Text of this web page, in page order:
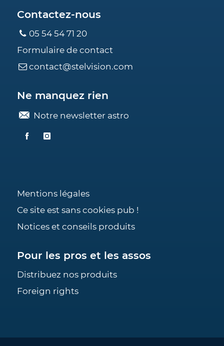
Contactez-nous
05 54 54 71 20
Formulaire de contact
contact@stelvision.com
Ne manquez rien
Notre newsletter astro
Mentions légales
Ce site est sans cookies pub !
Notices et conseils produits
Pour les pros et les assos
Distribuez nos produits
Foreign rights